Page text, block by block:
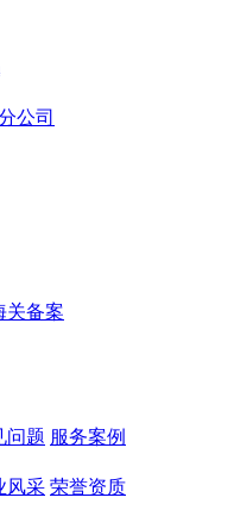
公司
关备案
问题 服务案例
风采 荣誉资质